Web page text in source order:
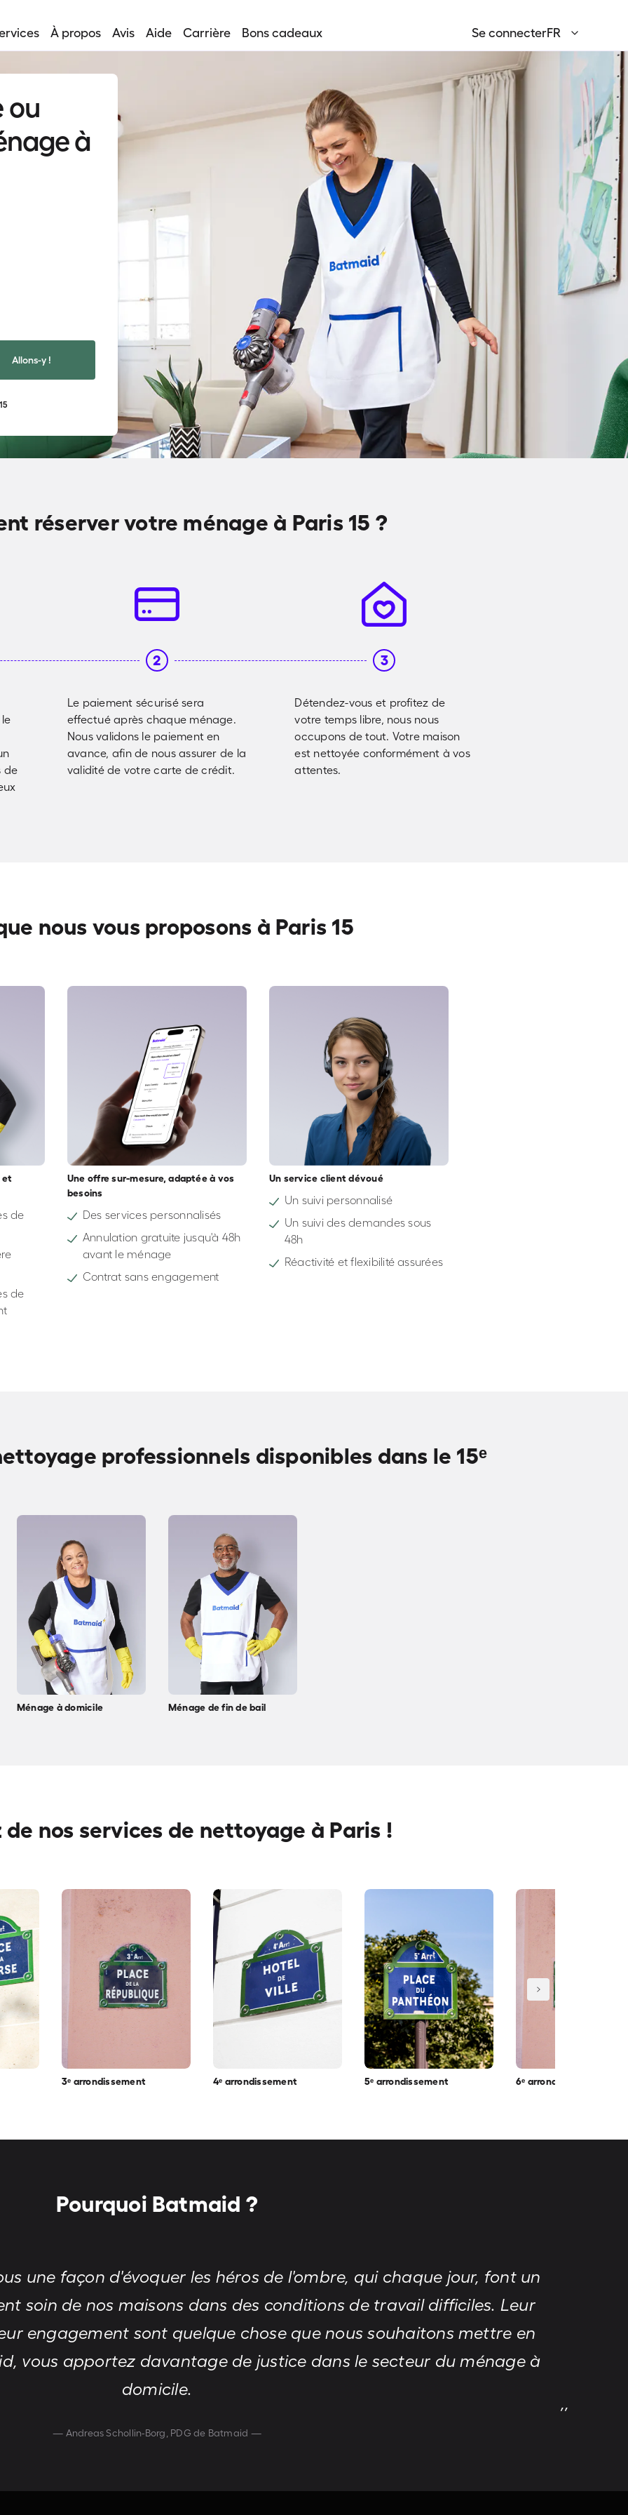
À propos Avis Aide Carrière Bons cadeaux Se connecterFR
English
ou
à
Allons-y !
réserver votre ménage à Paris 15 ?
de
2
Le paiement sécurisé sera
effectué après chaque ménage.
Nous validons le paiement en
avance, afin de nous assurer de la
validité de votre carte de crédit.
3
Détendez-vous et profitez de
votre temps libre, nous nous
occupons de tout. Votre maison
est nettoyée conformément à vos
attentes.
nous vous proposons à Paris 15
et
de
de
Une offre sur-mesure, adaptée à vos
besoins
Des services personnalisés
Annulation gratuite jusqu'à 48h
avant le ménage
Contrat sans engagement
Un service client dévoué
Un suivi personnalisé
Un suivi des demandes sous
48h
Réactivité et flexibilité assurées
professionnels disponibles dans le 15ᵉ
Ménage à domicile Ménage de fin de bail
nos services de nettoyage à Paris !
3ᵉ arrondissement 4ᵉ arrondissement 5ᵉ arrondissement 6ᵉ arrondissement
Pourquoi Batmaid ?
une façon d'évoquer les héros de l'ombre, qui chaque jour, font un
soin de nos maisons dans des conditions de travail difficiles. Leur
engagement sont quelque chose que nous souhaitons mettre en
vous apportez davantage de justice dans le secteur du ménage à
domicile.
— Andreas Schollin-Borg, PDG de Batmaid —